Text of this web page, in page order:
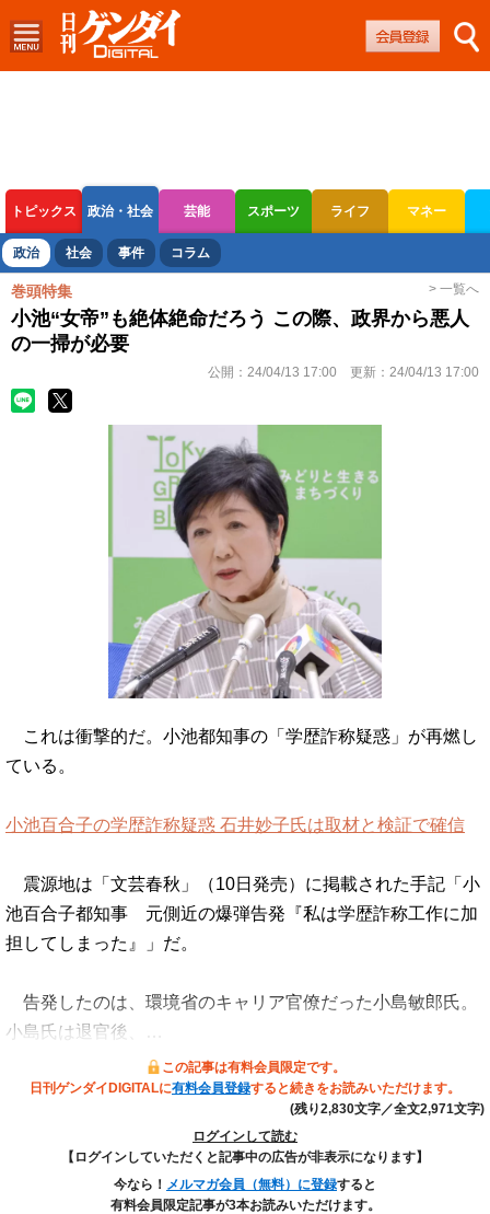
トピックス 政治・社会 芸能 スポーツ ライフ マネー
ボートレース 競輪 オートレース
政治 社会 事件 コラム
巻頭特集 > 一覧へ
小池“女帝”も絶体絶命だろう この際、政界から悪人
の一掃が必要
公開： 24/04/13 17:00 更新： 24/04/13 17:00
これは衝撃的だ。小池都知事の「学歴詐称疑惑」が再燃し
ている。
小池百合子の学歴詐称疑惑 石井妙子氏は取材と検証で確信
震源地は「文芸春秋」（10日発売）に掲載された手記「小
池百合子都知事 元側近の爆弾告発『私は学歴詐称工作に加
担してしまった』」だ。
告発したのは、環境省のキャリア官僚だった小島敏郎氏。
小島氏は退官後、…
この記事は有料会員限定です。
日刊ゲンダイDIGITALに有料会員登録すると続きをお読みいただけます。
(残り2,830文字／全文2,971文字)
ログインして読む
【ログインしていただくと記事中の広告が非表示になります】
今なら！ メルマガ会員（無料）に登録すると
有料会員限定記事が3本お読みいただけます。